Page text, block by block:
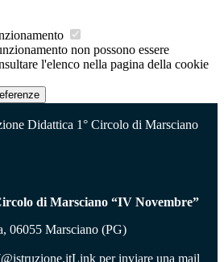
non possono essere
l'elenco nella pagina della cookie
Didattica 1° Circolo di Marsciano
di Marsciano “IV Novembre”
06055 Marsciano (PG)
Link per inviare una mail